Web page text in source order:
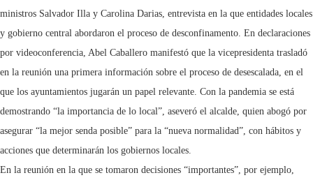
ministros Salvador Illa y Carolina Darias, entrevista en la que entidades locales
y gobierno central abordaron el proceso de desconfinamento. En declaraciones
por videoconferencia, Abel Caballero manifestó que la vicepresidenta trasladó
en la reunión una primera información sobre el proceso de desescalada, en el
que los ayuntamientos jugarán un papel relevante. Con la pandemia se está
demostrando “la importancia de lo local”, aseveró el alcalde, quien abogó por
asegurar “la mejor senda posible” para la “nueva normalidad”, con hábitos y
acciones que determinarán los gobiernos locales.
En la reunión en la que se tomaron decisiones “importantes”, por ejemplo,